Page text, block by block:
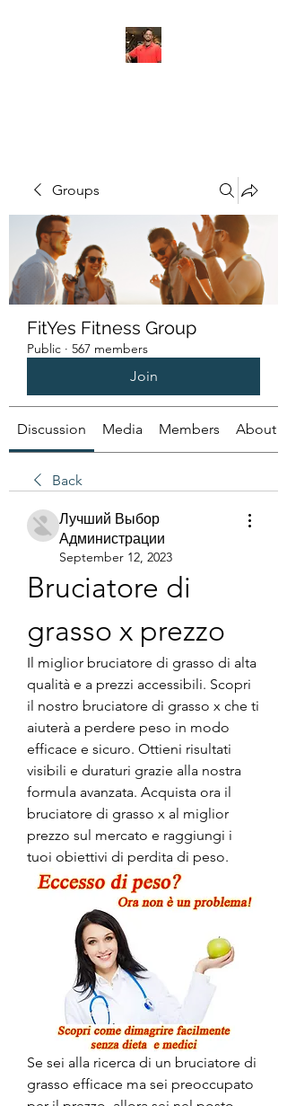
Groups
FitYes Fitness Group
Public · 567 members
Join
Discussion Media Members About
Back
Лучший Выбор
Администрации
September 12, 2023
Bruciatore di
grasso x prezzo
Il miglior bruciatore di grasso di alta
qualità e a prezzi accessibili. Scopri
il nostro bruciatore di grasso x che ti
aiuterà a perdere peso in modo
efficace e sicuro. Ottieni risultati
visibili e duraturi grazie alla nostra
formula avanzata. Acquista ora il
bruciatore di grasso x al miglior
prezzo sul mercato e raggiungi i
tuoi obiettivi di perdita di peso.
Se sei alla ricerca di un bruciatore di
grasso efficace ma sei preoccupato